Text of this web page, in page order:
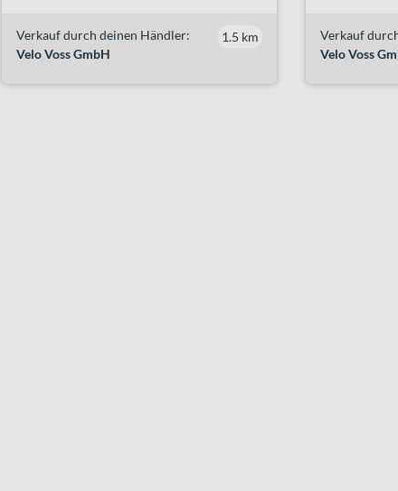
Verkauf durch deinen Händler:
Velo Voss GmbH
1.5 km
Verkauf
Velo Voss